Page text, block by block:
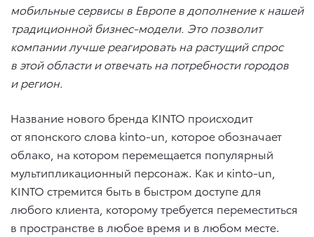
мобильные сервисы в Европе в дополнение к нашей
традиционной бизнес-модели. Это позволит
компании лучше реагировать на растущий спрос
в этой области и отвечать на потребности городов
и регион.
Название нового бренда KINTO происходит
от японского слова kinto-un, которое обозначает
облако, на котором перемещается популярный
мультипликационный персонаж. Как и кinto-un,
KINTO стремится быть в быстром доступе для
любого клиента, которому требуется переместиться
в пространстве в любое время и в любом месте.